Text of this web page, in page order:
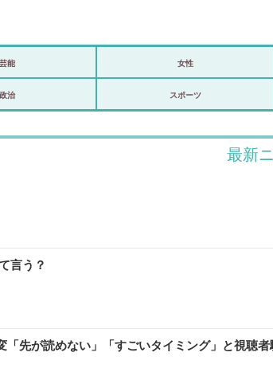
芸能 女性
政治 スポーツ
最新
言う？
「先が読めない」「すごいタイミング」と視聴者